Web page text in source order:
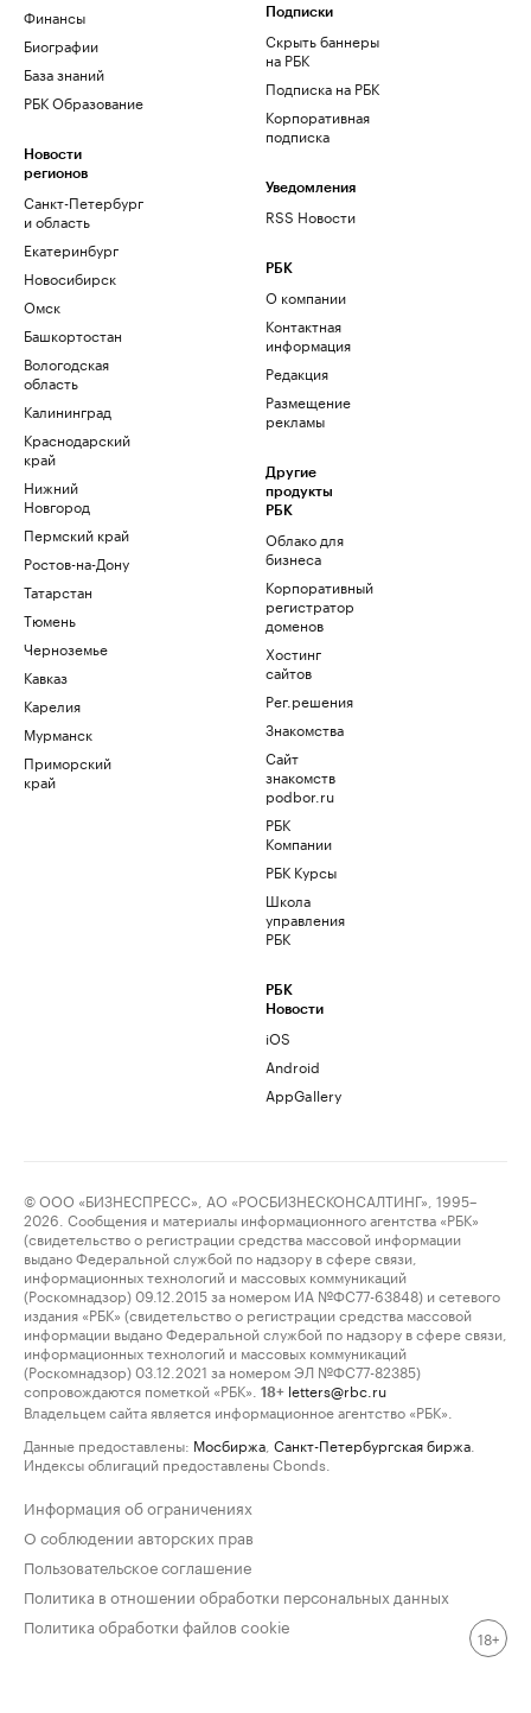
Финансы
Биографии
База знаний
РБК Образование
Новости
регионов
Санкт-Петербург
и область
Екатеринбург
Новосибирск
Омск
Башкортостан
Вологодская
область
Калининград
Краснодарский
край
Нижний
Новгород
Пермский край
Ростов-на-Дону
Татарстан
Тюмень
Черноземье
Кавказ
Карелия
Мурманск
Приморский
край
Подписки
Скрыть баннеры
на РБК
Подписка на РБК
Корпоративная
подписка
Уведомления
RSS Новости
РБК
О компании
Контактная
информация
Редакция
Размещение
рекламы
Другие
продукты
РБК
Облако для
бизнеса
Корпоративный
регистратор
доменов
Хостинг
сайтов
Рег.решения
Знакомства
Сайт
знакомств
podbor.ru
РБК
Компании
РБК Курсы
Школа
управления
РБК
РБК
Новости
iOS
Android
AppGallery
© ООО «БИЗНЕСПРЕСС», АО «РОСБИЗНЕСКОНСАЛТИНГ», 1995–
2026. Сообщения и материалы информационного агентства «РБК»
(свидетельство о регистрации средства массовой информации
выдано Федеральной службой по надзору в сфере связи,
информационных технологий и массовых коммуникаций
(Роскомнадзор) 09.12.2015 за номером ИА №ФС77-63848) и сетевого
издания «РБК» (свидетельство о регистрации средства массовой
информации выдано Федеральной службой по надзору в сфере связи,
информационных технологий и массовых коммуникаций
(Роскомнадзор) 03.12.2021 за номером ЭЛ №ФС77-82385)
сопровождаются пометкой «РБК».
18+ letters@rbc.ru
Владельцем сайта является информационное агентство «РБК».
Данные предоставлены: Мосбиржа Санкт-Петербургская биржа
Индексы облигаций предоставлены Cbonds.
Информация об ограничениях
О соблюдении авторских прав
Пользовательское соглашение
Политика в отношении обработки персональных данных
Политика обработки файлов cookie
18+